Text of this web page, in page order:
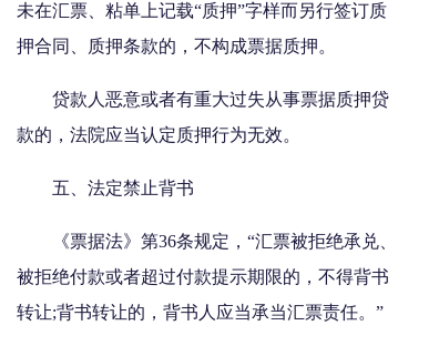
未在汇票、粘单上记载“质押”字样而另行签订质
押合同、质押条款的，不构成票据质押。
贷款人恶意或者有重大过失从事票据质押贷
款的，法院应当认定质押行为无效。
五、法定禁止背书
《票据法》第36条规定，“汇票被拒绝承兑、
被拒绝付款或者超过付款提示期限的，不得背书
转让;背书转让的，背书人应当承当汇票责任。”